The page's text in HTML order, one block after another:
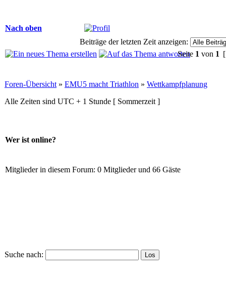
Nach oben
Beiträge der letzten Zeit anzeigen:
Seite 1 von 1
Foren-Übersicht » EMU5 macht Triathlon » Wettkampfplanung
Alle Zeiten sind UTC + 1 Stunde [ Sommerzeit ]
Wer ist online?
Mitglieder in diesem Forum: 0 Mitglieder und 66 Gäste
Suche nach: